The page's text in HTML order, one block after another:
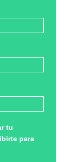
tu
para